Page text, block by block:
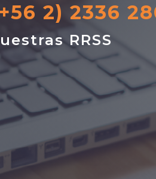
2) 2336
RRSS